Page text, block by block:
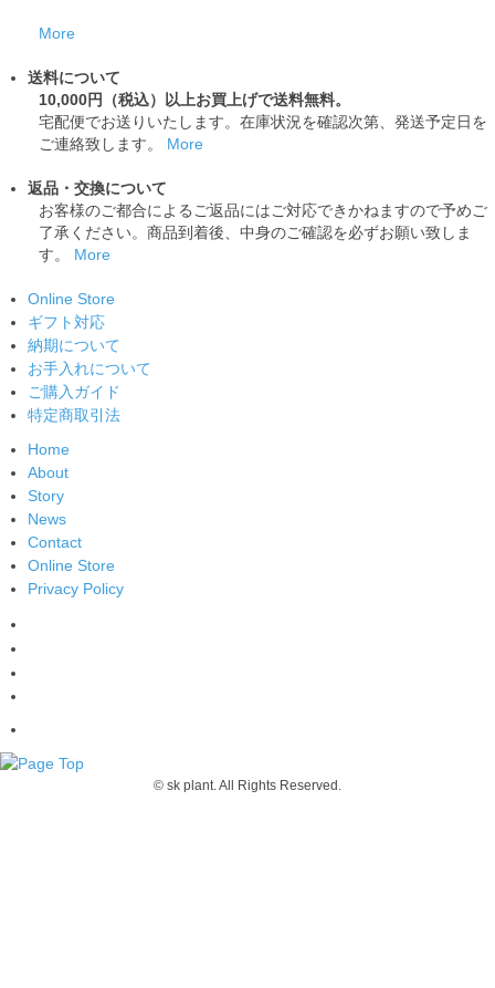
More
送料について
10,000円（税込）以上お買上げで送料無料。
宅配便でお送りいたします。在庫状況を確認次第、発送予定日を
ご連絡致します。 More
返品・交換について
お客様のご都合によるご返品にはご対応できかねますので予めご
了承ください。商品到着後、中身のご確認を必ずお願い致しま
す。 More
Online Store
ギフト対応
納期について
お手入れについて
ご購入ガイド
特定商取引法
Home
About
Story
News
Contact
Online Store
Privacy Policy
© sk plant. All Rights Reserved.